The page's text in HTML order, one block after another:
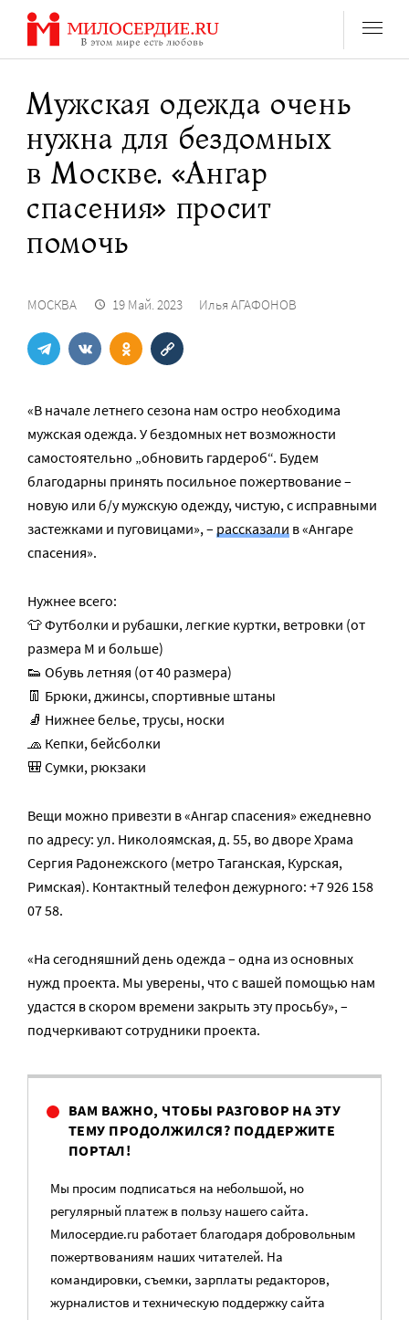
Перейти
содержанию
Мужская одежда очень
нужна для бездомных
в Москве. «Ангар
спасения» просит
помочь
МОСКВА 19 Май. 2023 Илья АГАФОНОВ
«В начале летнего сезона нам остро необходима
мужская одежда. У бездомных нет возможности
самостоятельно „обновить гардероб“. Будем
благодарны принять посильное пожертвование –
новую или б/у мужскую одежду, чистую, с исправными
застежками и пуговицами», – рассказали в «Ангаре
спасения».
Нужнее всего:
👕 Футболки и рубашки, легкие куртки, ветровки (от
размера М и больше)
👟 Обувь летняя (от 40 размера)
👖 Брюки, джинсы, спортивные штаны
🧦 Нижнее белье, трусы, носки
🧢 Кепки, бейсболки
🎒 Сумки, рюкзаки
Вещи можно привезти в «Ангар спасения» ежедневно
по адресу: ул. Николоямская, д. 55, во дворе Храма
Сергия Радонежского (метро Таганская, Курская,
Римская). Контактный телефон дежурного: +7 926 158
07 58.
«На сегодняшний день одежда – одна из основных
нужд проекта. Мы уверены, что с вашей помощью нам
удастся в скором времени закрыть эту просьбу», –
подчеркивают сотрудники проекта.
ВАМ ВАЖНО, ЧТОБЫ РАЗГОВОР НА ЭТУ
ТЕМУ ПРОДОЛЖИЛСЯ? ПОДДЕРЖИТЕ
ПОРТАЛ!
Мы просим подписаться на небольшой, но
регулярный платеж в пользу нашего сайта.
Милосердие.ru работает благодаря добровольным
пожертвованиям наших читателей. На
командировки, съемки, зарплаты редакторов,
журналистов и техническую поддержку сайта